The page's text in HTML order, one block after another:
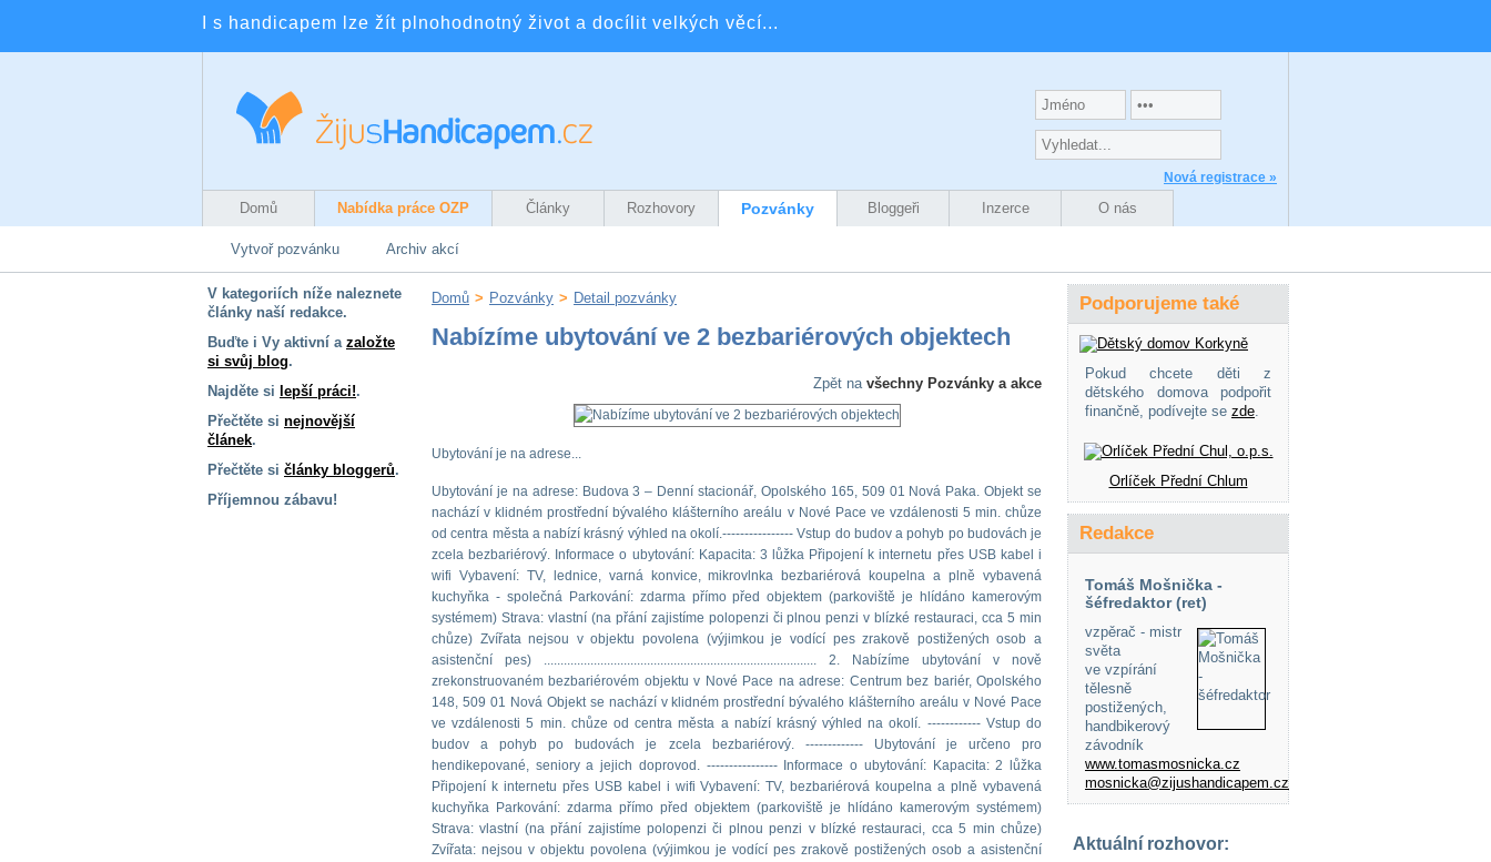
I s handicapem lze žít plnohodnotný život a docílit velkých věcí...
Nová registrace »
Domů Nabídka práce OZP Články Rozhovory Pozvánky Bloggeři Inzerce O nás
Vytvoř pozvánku Archiv akcí
V kategoriích níže naleznete
články naší redakce.
Buďte i Vy aktivní a založte
si svůj blog.
Najděte si lepší práci!.
Přečtěte si nejnovější
článek.
Přečtěte si články bloggerů.
Příjemnou zábavu!
Domů > Pozvánky > Detail pozvánky
Nabízíme ubytování ve 2 bezbariérových objektech
Zpět na všechny Pozvánky a akce
Ubytování je na adrese...
Ubytování je na adrese: Budova 3 – Denní stacionář, Opolského 165, 509 01 Nová Paka. Objekt se
nachází v klidném prostřední bývalého klášterního areálu v Nové Pace ve vzdálenosti 5 min. chůze
od centra města a nabízí krásný výhled na okolí.---------------- Vstup do budov a pohyb po budovách je
zcela bezbariérový. Informace o ubytování: Kapacita: 3 lůžka Připojení k internetu přes USB kabel i
wifi Vybavení: TV, lednice, varná konvice, mikrovlnka bezbariérová koupelna a plně vybavená
kuchyňka - společná Parkování: zdarma přímo před objektem (parkoviště je hlídáno kamerovým
systémem) Strava: vlastní (na přání zajistíme polopenzi či plnou penzi v blízké restauraci, cca 5 min
chůze) Zvířata nejsou v objektu povolena (výjimkou je vodící pes zrakově postižených osob a
asistenční pes) .................................................................................. 2. Nabízíme ubytování v nově
zrekonstruovaném bezbariérovém objektu v Nové Pace na adrese: Centrum bez bariér, Opolského
148, 509 01 Nová Objekt se nachází v klidném prostřední bývalého klášterního areálu v Nové Pace
ve vzdálenosti 5 min. chůze od centra města a nabízí krásný výhled na okolí. ------------ Vstup do
budov a pohyb po budovách je zcela bezbariérový. ------------- Ubytování je určeno pro
hendikepované, seniory a jejich doprovod. ---------------- Informace o ubytování: Kapacita: 2 lůžka
Připojení k internetu přes USB kabel i wifi Vybavení: TV, bezbariérová koupelna a plně vybavená
kuchyňka Parkování: zdarma přímo před objektem (parkoviště je hlídáno kamerovým systémem)
Strava: vlastní (na přání zajistíme polopenzi či plnou penzi v blízké restauraci, cca 5 min chůze)
Zvířata: nejsou v objektu povolena (výjimkou je vodící pes zrakově postižených osob a asistenční
Podporujeme také
Pokud chcete děti z
dětského domova podpořit
finančně, podívejte se zde.
Orlíček Přední Chlum
Redakce
Tomáš Mošnička -
šéfredaktor (ret)
vzpěrač - mistr
světa
ve vzpírání
tělesně
postižených,
handbikerový
závodník
www.tomasmosnicka.cz
mosnicka@zijushandicapem.cz
Aktuální rozhovor: